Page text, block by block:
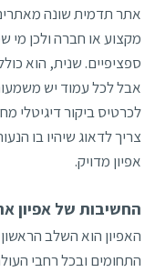
אתר תדמית שונה
מקצוע או חברה ולכן מי
ספציפיים. שנית, הוא
אבל לכל עמוד יש
לכרטיס ביקור דיגיטלי
צריך לדאוג שיהיו בו
אפיון מדויק.
החשיבות של אפיון
האפיון הוא השלב
התחומים ובכל רחבי